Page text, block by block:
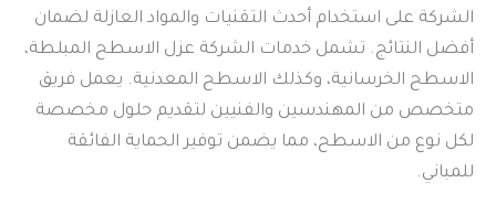
الشركة على استخدام أحدث التقنيات والمواد العازلة لضمان
أفضل النتائج. تشمل خدمات الشركة عزل الاسطح المبلطة،
الاسطح الخرسانية، وكذلك الاسطح المعدنية. يعمل فريق
متخصص من المهندسين والفنيين لتقديم حلول مخصصة
لكل نوع من الاسطح، مما يضمن توفير الحماية الفائقة
للمباني.